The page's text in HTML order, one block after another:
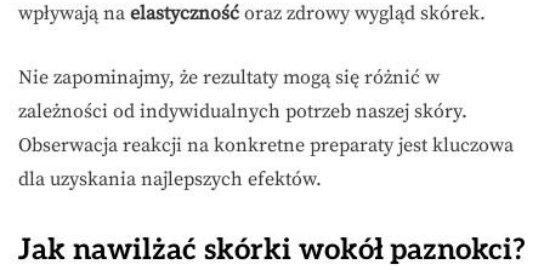
wpływają na elastyczność oraz zdrowy wygląd skórek.
Nie zapominajmy, że rezultaty mogą się różnić w
zależności od indywidualnych potrzeb naszej skóry.
Obserwacja reakcji na konkretne preparaty jest kluczowa
dla uzyskania najlepszych efektów.
Jak nawilżać skórki wokół paznokci?